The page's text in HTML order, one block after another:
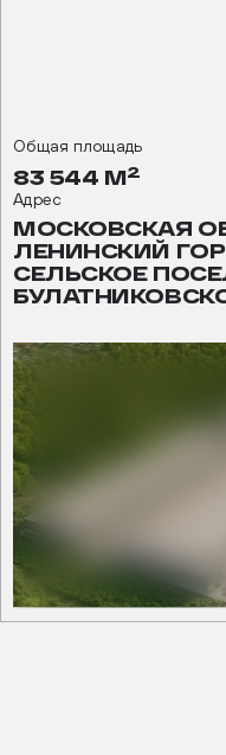
Общая площадь
83 544 М2
Адрес
МОСКОВСКАЯ
ЛЕНИНСКИЙ
СЕЛЬСКОЕ